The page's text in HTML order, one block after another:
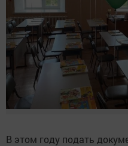
В этом году подать